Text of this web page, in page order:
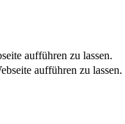
aufführen zu lassen.
aufführen zu lassen.